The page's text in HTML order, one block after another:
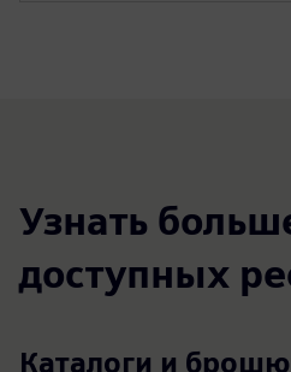
Узнать
доступных
Каталоги и